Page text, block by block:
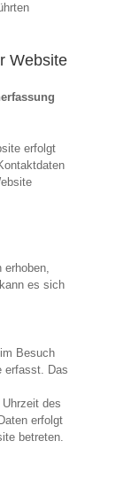
Website
erfolgt
erhoben,
es sich
Besuch
erfasst. Das
des
erfolgt
betreten.